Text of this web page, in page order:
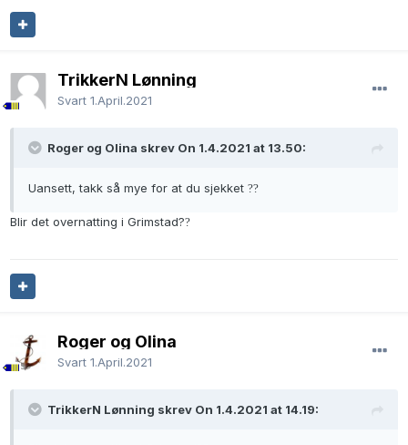
TrikkerN Lønning
Svart 1.April.2021
Roger og Olina skrev On 1.4.2021 at 13.50:
Uansett, takk så mye for at du sjekket ??
Blir det overnatting i Grimstad??
Roger og Olina
Svart 1.April.2021
TrikkerN Lønning skrev On 1.4.2021 at 14.19: